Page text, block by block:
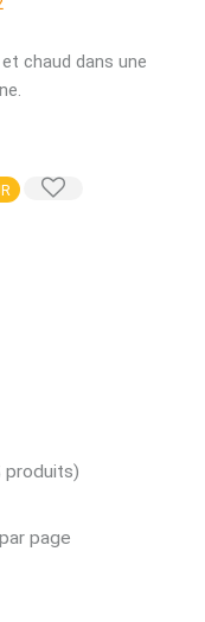
chaud dans une
produits)
par page